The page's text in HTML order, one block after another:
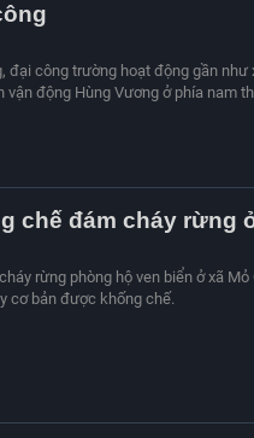
đại công trường hoạt động gần
vận động Hùng Vương ở phía nam
chế đám cháy rừng
rừng phòng hộ ven biển ở xã
cơ bản được khống chế.